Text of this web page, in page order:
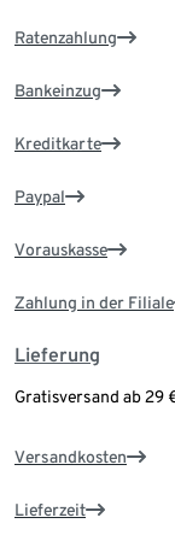
Ratenzahlung
Bankeinzug
Kreditkarte
Paypal
Vorauskasse
Zahlung in der Filiale
Lieferung
Gratisversand ab 29
Versandkosten
Lieferzeit